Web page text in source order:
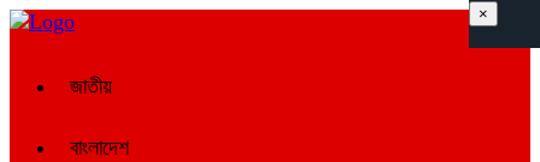
জাতীয়
বাংলাদেশ
×